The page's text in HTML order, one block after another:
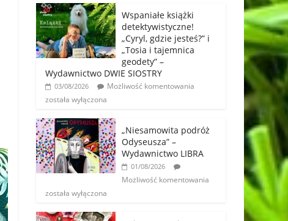
Wspaniałe książki
detektywistyczne!
„Cyryl, gdzie jesteś?” i
„Tosia i tajemnica
geodety” –
Wydawnictwo DWIE SIOSTRY
03/08/2026
Możliwość komentowania
została wyłączona
„Niesamowita podróż
Odyseusza” –
Wydawnictwo LIBRA
01/08/2026
Możliwość komentowania
została wyłączona